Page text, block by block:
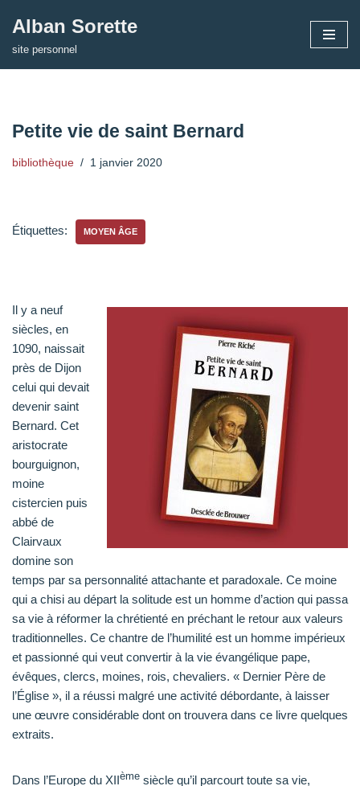
Aller
Alban Sorette
site personnel
Petite vie de saint Bernard
bibliothèque 1 janvier 2020
Étiquettes: MOYEN ÂGE
Il y a neuf
siècles, en
1090, naissait
près de Dijon
celui qui devait
devenir saint
Bernard. Cet
aristocrate
bourguignon,
moine
cistercien puis
abbé de
Clairvaux
domine son
temps par sa personnalité attachante et paradoxale. Ce moine
qui a chisi au départ la solitude est un homme d’action qui passa
sa vie à réformer la chrétienté en préchant le retour aux valeurs
traditionnelles. Ce chantre de l’humilité est un homme impérieux
et passionné qui veut convertir à la vie évangélique pape,
évêques, clercs, moines, rois, chevaliers. « Dernier Père de
l’Église », il a réussi malgré une activité débordante, à laisser
une œuvre considérable dont on trouvera dans ce livre quelques
extraits.
Dans l’Europe du XIIème siècle qu’il parcourt toute sa vie,